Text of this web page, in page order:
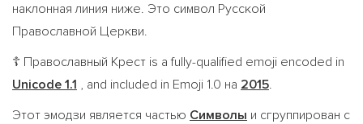
наклонная линия ниже. Это символ Русской
Православной Церкви.
☦️ Православный Крест is a fully-qualified emoji encoded in
Unicode 1.1 , and included in Emoji 1.0 на 2015.
Этот эмодзи является частью Символы и сгруппирован с